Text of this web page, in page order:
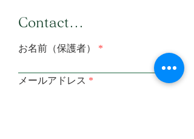
​Contact...
お名前（保護者）
メールアドレス